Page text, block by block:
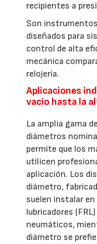
recipientes a
Son
diseñados para
control de alta
mecánica
relojería.
Aplicaciones
vacío hasta la
La amplia gama
diámetros
permite que los
utilicen
aplicación. Los
diámetro,
suelen instalar
lubricadores
neumáticos,
diámetro se